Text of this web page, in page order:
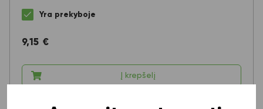
Yra prekyboje
9,15 €
Į krepšelį